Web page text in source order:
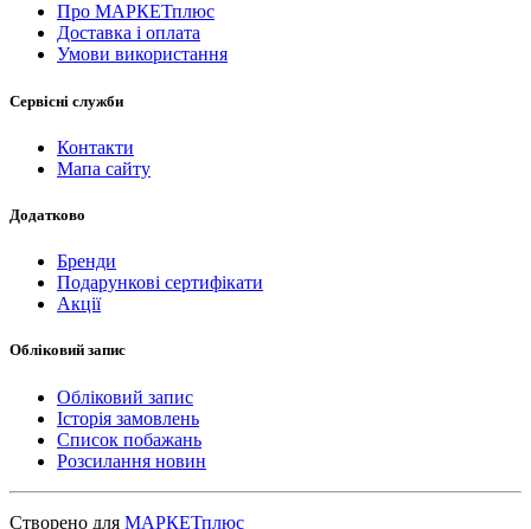
Про МАРКЕТплюс
Доставка і оплата
Умови використання
Сервісні служби
Контакти
Мапа сайту
Додатково
Бренди
Подарункові сертифікати
Акції
Обліковий запис
Обліковий запис
Історія замовлень
Список побажань
Розсилання новин
Створено для МАРКЕТплюс